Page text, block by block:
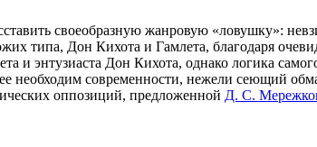
своеобразную жанровую «ловушку»:
типа, Дон Кихота и Гамлета, благодаря
и энтузиаста Дон Кихота, однако логика
современности, нежели сеющий
оппозиций, предложенной Д. С.